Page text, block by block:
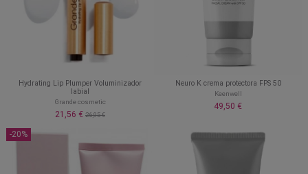
Hydrating Lip Plumper Voluminizador
labial
Grande cosmetic
21,56 € 26,95 €
Neuro K crema protectora FPS 50
Keenwell
49,50 €
-20%